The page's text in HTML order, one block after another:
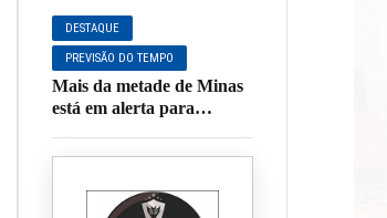
Família em Muzambinho
DESTAQUE
PREVISÃO DO TEMPO
Mais da metade de Minas
está em alerta para
Muzambinho está na lista